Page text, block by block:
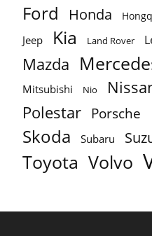
Ford Honda
Jeep Kia Land Rover
Mazda
Mitsubishi Nio
Polestar Porsche
Skoda Subaru
Toyota Volvo